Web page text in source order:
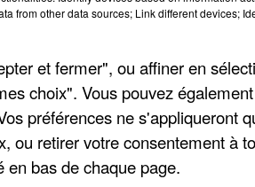
Circus Show et Léger
from other data sources; Link different devices;
et fermer", ou affiner en
choix". Vous pouvez
préférences ne s'appliqueront
ou retirer votre consentement à
bas de chaque page.